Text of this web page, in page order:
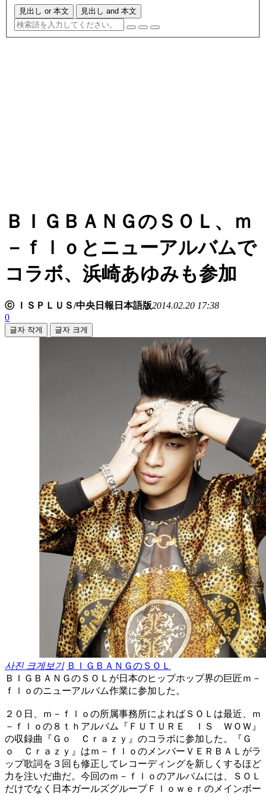
見出し or 本文 見出し and 本文
ＢＩＧＢＡＮＧのＳＯＬ、ｍ
－ｆｌｏとニューアルバムで
コラボ、浜崎あゆみも参加
ⓒ ＩＳＰＬＵＳ/中央日報日本語版2014.02.20 17:38
0
글자 작게 글자 크게
사진 크게보기 ＢＩＧＢＡＮＧのＳＯＬ
ＢＩＧＢＡＮＧのＳＯＬが日本のヒップホップ界の巨匠ｍ－
ｆｌｏのニューアルバム作業に参加した。
２０日、ｍ－ｆｌｏの所属事務所によればＳＯＬは最近、ｍ
－ｆｌｏの８ｔｈアルバム『ＦＵＴＵＲＥ ＩＳ ＷＯＷ』
の収録曲『Ｇｏ Ｃｒａｚｙ』のコラボに参加した。『Ｇ
ｏ Ｃｒａｚｙ』はｍ－ｆｌｏのメンバーＶＥＲＢＡＬがラ
ップ歌詞を３回も修正してレコーディングを新しくするほど
力を注いだ曲だ。今回のｍ－ｆｌｏのアルバムには、ＳＯＬ
だけでなく日本ガールズグループＦｌｏｗｅｒのメインボー